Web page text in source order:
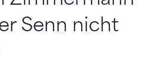
Senn nicht